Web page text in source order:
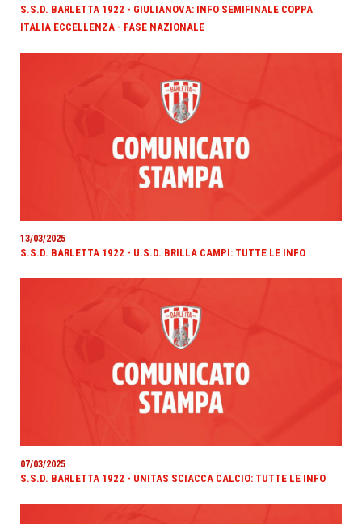
S.S.D. BARLETTA 1922 - GIULIANOVA: INFO SEMIFINALE COPPA
ITALIA ECCELLENZA - FASE NAZIONALE
13/03/2025
S.S.D. BARLETTA 1922 - U.S.D. BRILLA CAMPI: TUTTE LE INFO
07/03/2025
S.S.D. BARLETTA 1922 - UNITAS SCIACCA CALCIO: TUTTE LE INFO